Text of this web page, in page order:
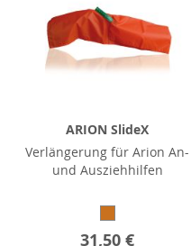
ARION SlideX
Verlängerung für Arion An-
und Ausziehhilfen
31,50 €